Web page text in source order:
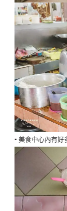
▪️ 美食中心內有